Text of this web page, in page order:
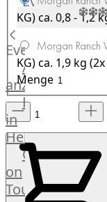
Hardware
Küchenhelfer
Grillgeräte
Beefer®
Gasgrills
Big
Green
Egg
Grill
Nesmuk
Berkel
Dry
Events
Alle
anzeigen
in
Heinsberg
OTTO
on
Tour
KG)ca. 0,8 - 1,2
Morgan Ranch
KG)ca. 1,9 kg
Menge